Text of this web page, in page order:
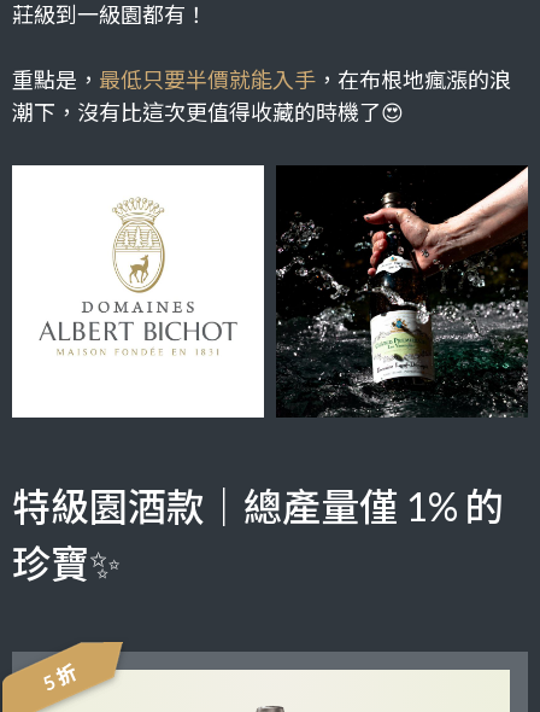
莊級到一級園都有！
重點是， 最低只要半價就能入手 ，在布根地瘋漲的浪
潮下，沒有比這次更值得收藏的時機了😍
特級園酒款｜總產量僅 1% 的
珍寶✨
5 折